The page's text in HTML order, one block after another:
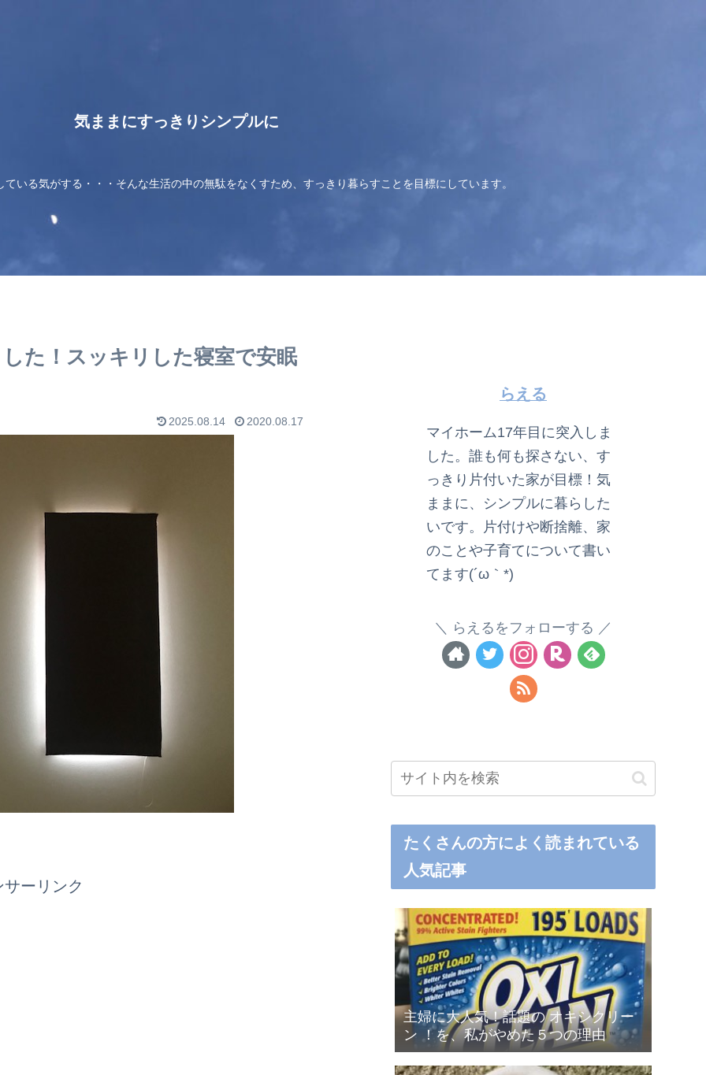
気ままにすっきりシンプルに
いる気がする・・・そんな生活の中の無駄をなくすため、すっきり暮らすことを目標にしています。
た！スッキリした寝室で安眠
2025.08.14 2020.08.17
サーリンク
らえる
マイホーム17年目に突入しま
した。誰も何も探さない、す
っきり片付いた家が目標！気
ままに、シンプルに暮らした
いです。片付けや断捨離、家
のことや子育てについて書い
てます(´ω｀*)
らえるをフォローする
たくさんの方によく読まれている
人気記事
主婦に大人気！話題の オキシクリー
ン ！を、私がやめた５つの理由